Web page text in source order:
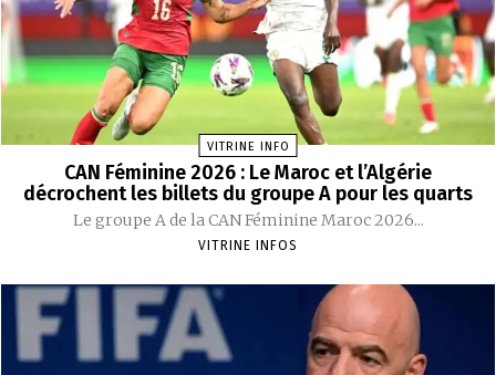
VITRINE INFO
CAN Féminine 2026 : Le Maroc et l’Algérie
décrochent les billets du groupe A pour les quarts
Le groupe A de la CAN Féminine Maroc 2026...
VITRINE INFOS